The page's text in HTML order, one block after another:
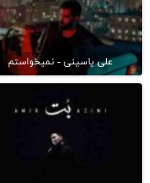
علی یاسینی - نمیخواستم